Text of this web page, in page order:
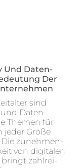
Und Daten­
Der
sind
und Daten­
The­men für
jeder Grö­ße
Die zuneh­men­
von digi­ta­len
bringt zahl­rei­